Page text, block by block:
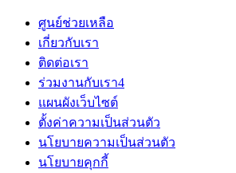
ศูนย์ช่วยเหลือ
เกี่ยวกับเรา
ติดต่อเรา
ร่วมงานกับเรา4
แผนผังเว็บไซต์
ตั้งค่าความเป็นส่วนตัว
นโยบายความเป็นส่วนตัว
นโยบายคุกกี้